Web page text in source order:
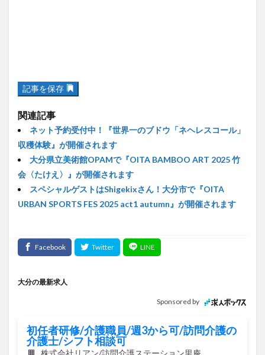
関連記事
ネット予約受付中！『世界一のブドウ「ネヘレスコール」
収穫体験』が開催されます
大分県立美術館OPAMで『OITA BAMBOO ART 2025 竹
会〈たけえ〉』が開催されます
スペシャルゲストはShigekixさん！大分市で『OITA
URBAN SPORTS FES 2025 act1 autumn』が開催されます
初任者研修/介護職員/週3から可/訪問介護の
株式会社リアン/訪問介護ステーション里庵
時給1,035円～1,045円